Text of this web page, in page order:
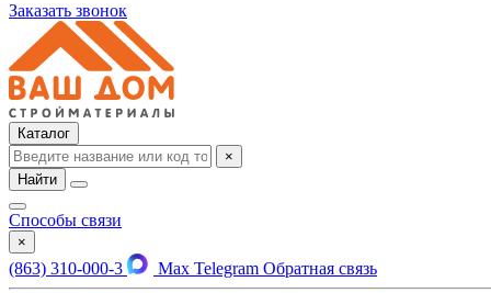
Заказать звонок
Каталог
×
Найти
Способы связи
×
(863) 310-000-3 Max Telegram Обратная связь